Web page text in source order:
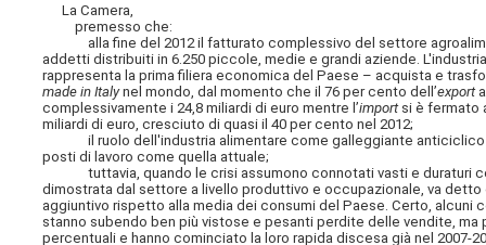
La Camera,
premesso che:
alla fine del 2012 il fatturato complessivo del settore
addetti distribuiti in 6.250 piccole, medie e grandi aziende.
rappresenta la prima filiera economica del Paese – acquista e
made in Italynel mondo, dal momento che il 76 per cento dell’export
complessivamente i 24,8 miliardi di euro mentre l’importsi è fermato
miliardi di euro, cresciuto di quasi il 40 per cento nel 2012;
il ruolo dell'industria alimentare come galleggiante anticiclico
posti di lavoro come quella attuale;
tuttavia, quando le crisi assumono connotati vasti e duraturi
dimostrata dal settore a livello produttivo e occupazionale, va
aggiuntivo rispetto alla media dei consumi del Paese. Certo,
stanno subendo ben più vistose e pesanti perdite delle vendite, ma
percentuali e hanno cominciato la loro rapida discesa già nel 2007-